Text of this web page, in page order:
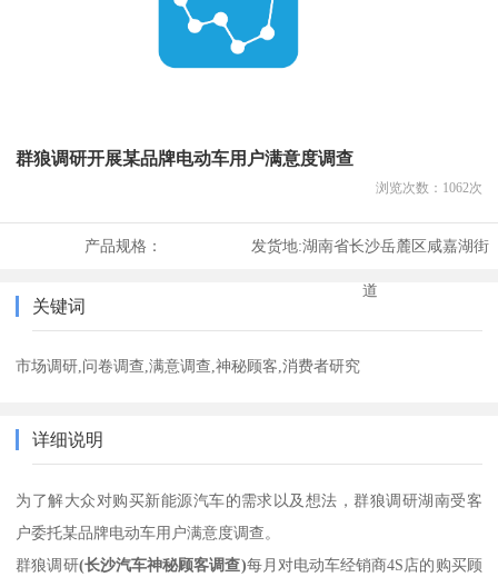
群狼调研开展某品牌电动车用户满意度调查
浏览次数： 1062次
产品规格： 发货地:湖南省长沙岳麓区咸嘉湖街
道
关键词
市场调研,问卷调查,满意调查,神秘顾客,消费者研究
详细说明
为了解大众对购买新能源汽车的需求以及想法，群狼调研湖南受客
户委托某品牌电动车用户满意度调查。
群狼调研(长沙汽车神秘顾客调查)每月对电动车经销商4S店的购买顾